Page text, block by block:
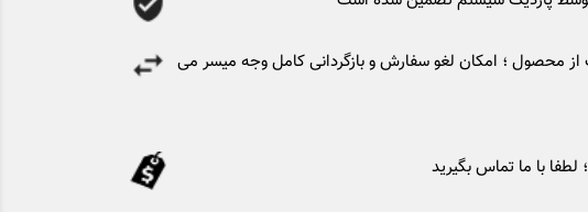
محصول ؛ امکان لغو سفارش و بازگردانی کامل وجه میسر می
با ما تماس بگیرید